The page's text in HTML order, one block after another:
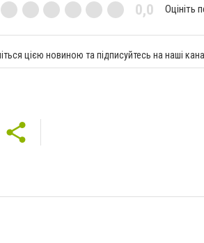
0,0 Оцініть
цією новиною та підписуйтесь на наші